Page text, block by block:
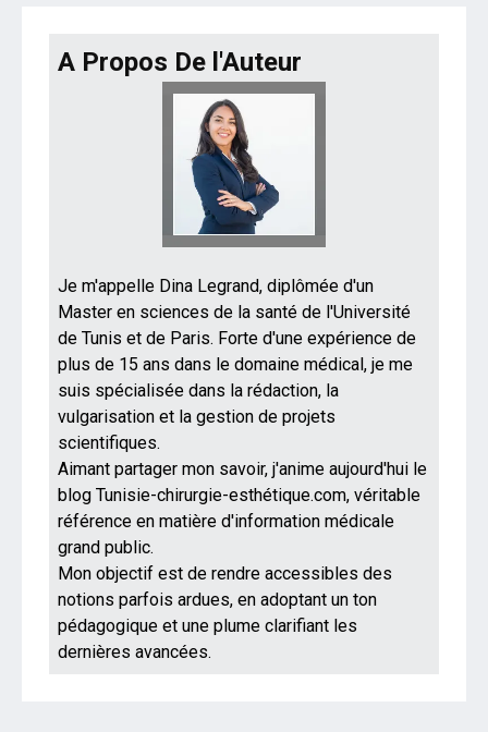
A Propos De l'Auteur
Je m'appelle Dina Legrand, diplômée d'un
Master en sciences de la santé de l'Université
de Tunis et de Paris. Forte d'une expérience de
plus de 15 ans dans le domaine médical, je me
suis spécialisée dans la rédaction, la
vulgarisation et la gestion de projets
scientifiques.
Aimant partager mon savoir, j'anime aujourd'hui le
blog Tunisie-chirurgie-esthétique.com, véritable
référence en matière d'information médicale
grand public.
Mon objectif est de rendre accessibles des
notions parfois ardues, en adoptant un ton
pédagogique et une plume clarifiant les
dernières avancées.